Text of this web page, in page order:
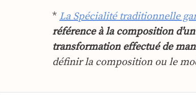
* La Spécialité traditionnelle
référence à la composition
transformation effectué de
définir la composition ou le